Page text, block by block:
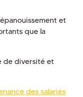
et
que la
de diversité et
des salariés